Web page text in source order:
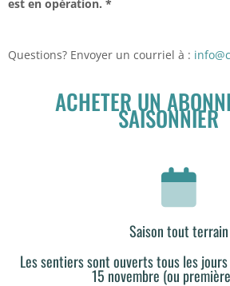
est en opération. *
Questions? Envoyer un courriel à :
ACHETER UN
SAISONNIER
Saison tout terrain
Les sentiers sont ouverts tous les
15 novembre (ou